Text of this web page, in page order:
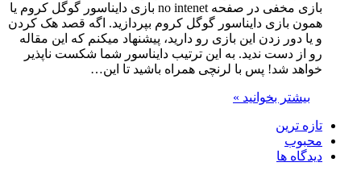
بازی مخفی در صفحه no intenet بازی دایناسور گوگل کروم یا
همون بازی دایناسور گوگل کروم بپردازید. اگه قصد هک کردن
و یا دور زدن این بازی رو دارید، پیشنهاد میکنم که این مقاله
رو از دست ندید. به این ترتیب دایناسور شما شکست ‌ناپذیر
خواهد شد! پس با لرنچی همراه باشید تا این…
بیشتر بخوانید »
تازه ترین
محبوب
دیدگاه ها